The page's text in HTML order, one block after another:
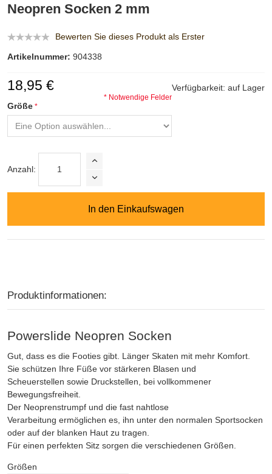
Neopren Socken 2 mm
Bewerten Sie dieses Produkt als Erster
Artikelnummer: 904338
Verfügbarkeit: auf Lager
18,95 €
Größe
* Notwendige Felder
Anzahl:
In den Einkaufswagen
Produktinformationen:
Powerslide Neopren Socken
Gut, dass es die Footies gibt. Länger Skaten mit mehr Komfort.
Sie schützen Ihre Füße vor stärkeren Blasen und
Scheuerstellen sowie Druckstellen, bei vollkommener
Bewegungsfreiheit.
Der Neoprenstrumpf und die fast nahtlose
Verarbeitung ermöglichen es, ihn unter den normalen Sportsocken
oder auf der blanken Haut zu tragen.
Für einen perfekten Sitz sorgen die verschiedenen Größen.
Größen